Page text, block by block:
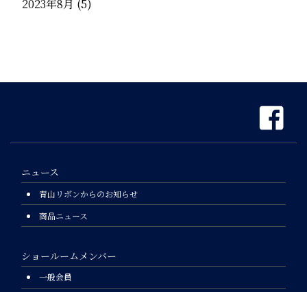
2023年8月 (5)
ニュース
青山リボンからのお知らせ
商品ニュース
ショールームメンバー
一般会員